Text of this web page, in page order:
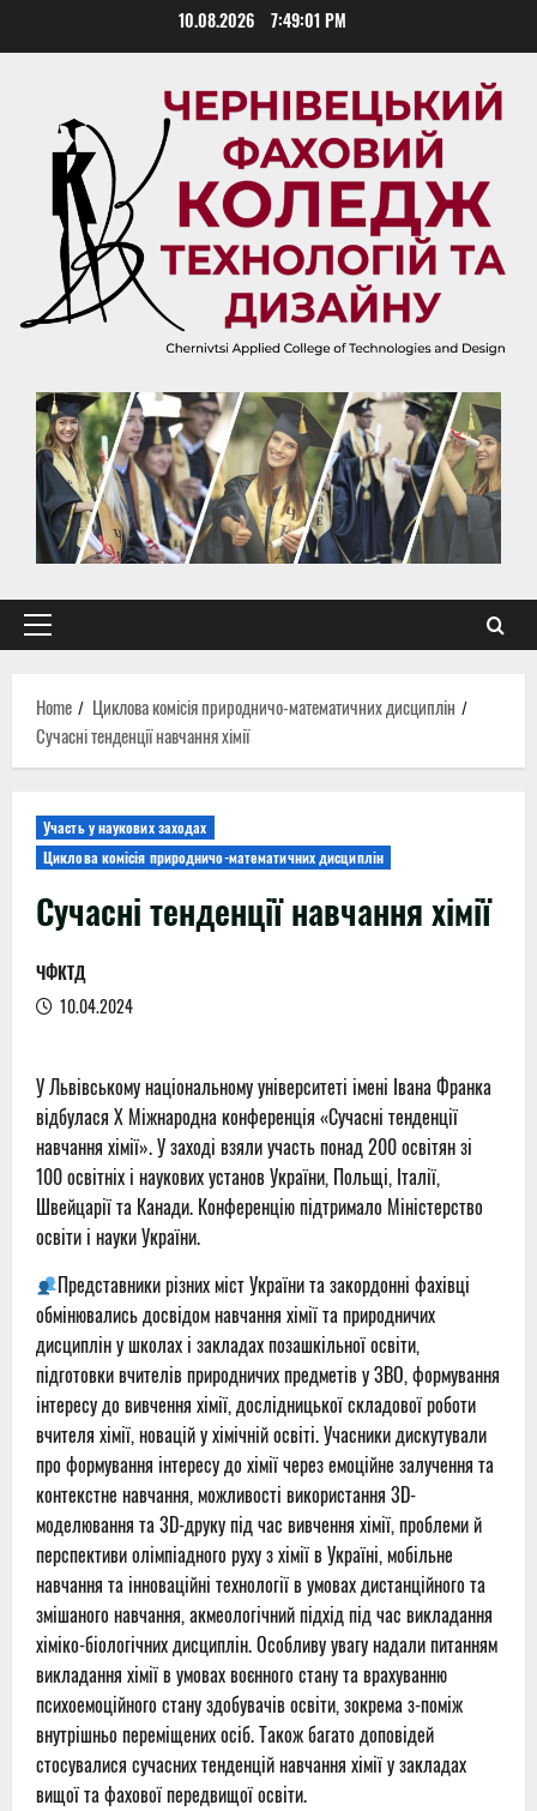
10.08.2026 7:49:02 PM
Primary
Home
Циклова комісія природничо-математичних дисциплін
Сучасні тенденції навчання хімії
Участь у наукових заходах
Циклова комісія природничо-математичних дисциплін
Сучасні тенденції навчання хімії
ЧФКТД
10.04.2024
У Львівському національному університеті імені Івана Франка
відбулася Х Міжнародна конференція «Сучасні тенденції
навчання хімії». У заході взяли участь понад 200 освітян зі
100 освітніх і наукових установ України, Польщі, Італії,
Швейцарії та Канади. Конференцію підтримало Міністерство
освіти і науки України.
Представники різних міст України та закордонні фахівці
обмінювались досвідом навчання хімії та природничих
дисциплін у школах і закладах позашкільної освіти,
підготовки вчителів природничих предметів у ЗВО, формування
інтересу до вивчення хімії, дослідницької складової роботи
вчителя хімії, новацій у хімічній освіті. Учасники дискутували
про формування інтересу до хімії через емоційне залучення та
контекстне навчання, можливості використання 3D-
моделювання та 3D-друку під час вивчення хімії, проблеми й
перспективи олімпіадного руху з хімії в Україні, мобільне
навчання та інноваційні технології в умовах дистанційного та
змішаного навчання, акмеологічний підхід під час викладання
хіміко-біологічних дисциплін. Особливу увагу надали питанням
викладання хімії в умовах воєнного стану та врахуванню
психоемоційного стану здобувачів освіти, зокрема з-поміж
внутрішньо переміщених осіб. Також багато доповідей
стосувалися сучасних тенденцій навчання хімії у закладах
вищої та фахової передвищої освіти.